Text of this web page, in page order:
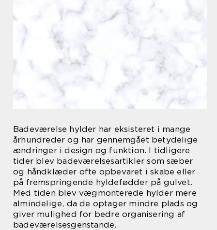
Badeværelse hylder har eksisteret i mange
århundreder og har gennemgået betydelige
ændringer i design og funktion. I tidligere
tider blev badeværelsesartikler som sæber
og håndklæder ofte opbevaret i skabe eller
på fremspringende hyldefødder på gulvet.
Med tiden blev vægmonterede hylder mere
almindelige, da de optager mindre plads og
giver mulighed for bedre organisering af
badeværelsesgenstande.